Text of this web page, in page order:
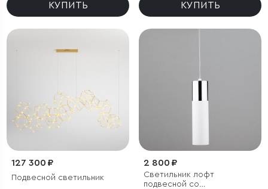
КУПИТЬ КУПИТЬ
127 300 ₽
Подвесной светильник
2 800 ₽
Светильник лофт
подвесной со